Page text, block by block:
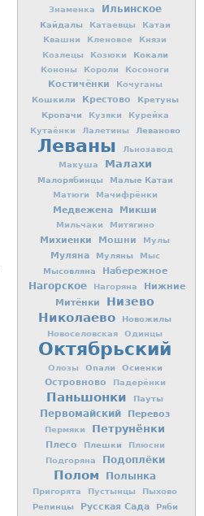
Знаменка
Ильинское
Кайдалы Катаевцы
Катаи
Квашни
Кленовое
Князи
Козлецы
Козюки Кокали
Кононы Короли Косоноги
Костичёнки Кочуганы
Кошкили Крестово
Кретуны
Кропачи
Кузяки
Курейка
Кутаёнки
Лалетины Леваново
Леваны
Льнозавод
Макуша
Малахи
Малорябинцы Малые Катаи
Матюги Мачифрёнки
Медвежена Микши
Мильчаки Митягино
Михиенки Мошни Мулы
Муляна Муляны Мыс
Мысовляна Набережное
Нагорское Нагоряна
Нижние
Митёнки
Низево
Николаево Новожилы
Новоселовская Одинцы
Октябрьский
Олозы Опали Осиенки
Островново Падерёнки
Паньшонки Пауты
Первомайский Перевоз
Пермяки Петрунёнки
Плесо Плешки
Плюсни
Подгоряна
Подоплёки
Полом Полынка
Пригорята Пустынцы Пыхово
Репинцы Русская Сада
Ряби